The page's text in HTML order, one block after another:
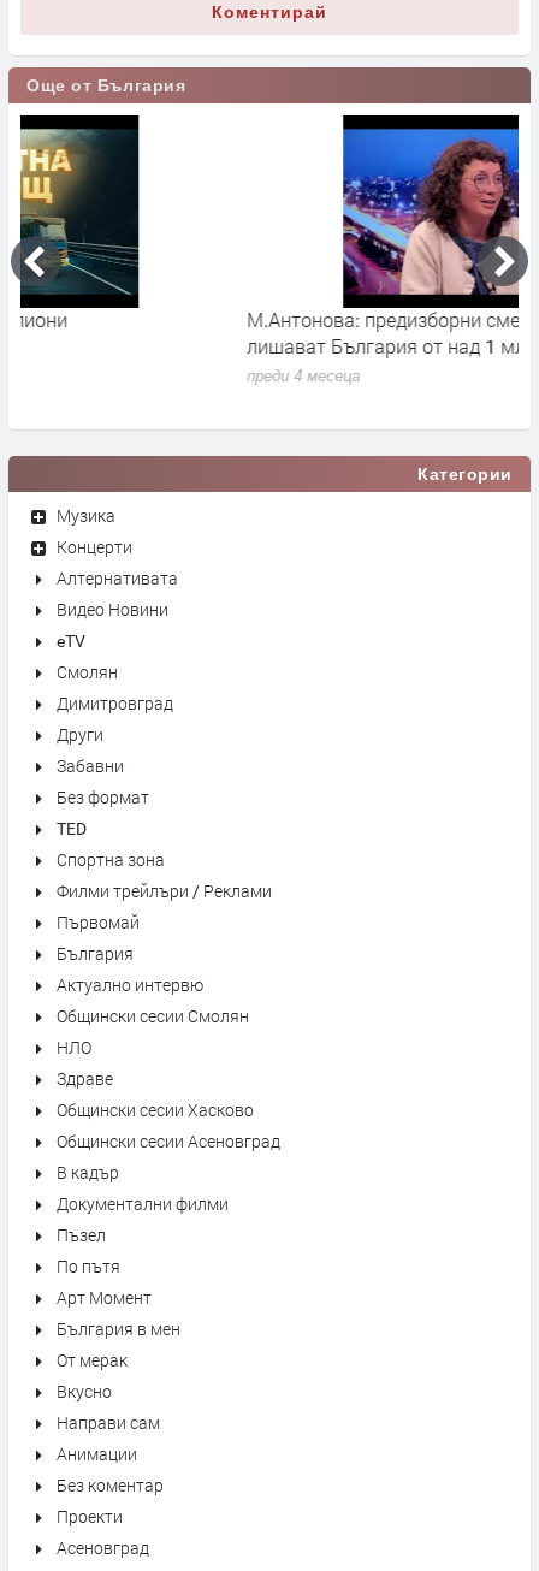
Коментирай
Още от България
М.Антонова: предизборни сметки и лобизъм
лишават България от над 1 млрд. евро
Категории
Музика
Концерти
Алтернативата
Видео Новини
eTV
Смолян
Димитровград
Други
Забавни
Без формат
TED
Спортна зона
Филми трейлъри / Реклами
Първомай
България
Актуално интервю
Общински сесии Смолян
НЛО
Здраве
Общински сесии Хасково
Общински сесии Асеновград
В кадър
Документални филми
Пъзел
По пътя
Арт Момент
България в мен
От мерак
Вкусно
Направи сам
Анимации
Без коментар
Проекти
Асеновград